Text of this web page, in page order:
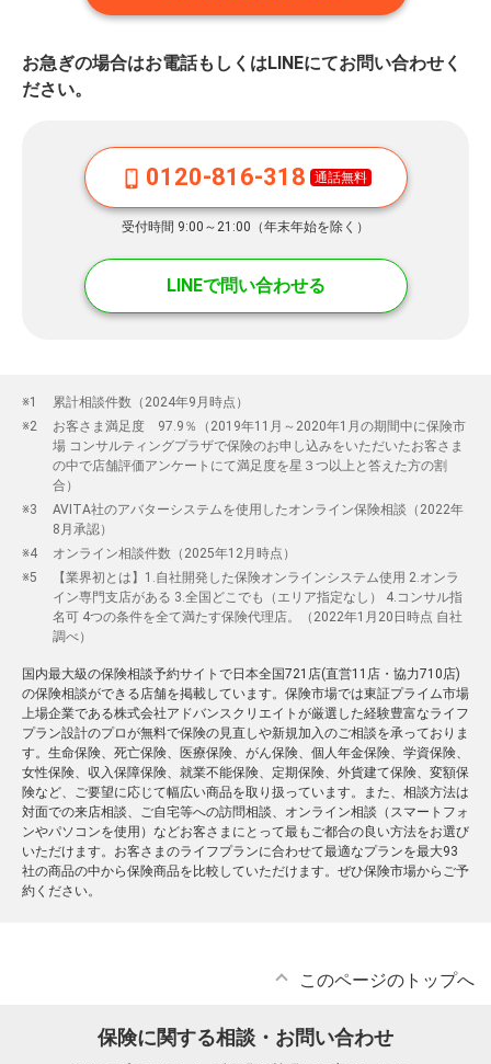
お急ぎの場合はお電話もしくはLINEにてお問い合わせく
ださい。
0120-816-318 通話無料
受付時間 9:00～21:00（年末年始を除く）
LINEで問い合わせる
累計相談件数（2024年9月時点）
お客さま満足度 97.9％（2019年11月～2020年1月の期間中に保険市
場 コンサルティングプラザで保険のお申し込みをいただいたお客さま
の中で店舗評価アンケートにて満足度を星３つ以上と答えた方の割
合）
AVITA社のアバターシステムを使用したオンライン保険相談（2022年
8月承認）
オンライン相談件数（2025年12月時点）
【業界初とは】1.自社開発した保険オンラインシステム使用 2.オンラ
イン専門支店がある 3.全国どこでも（エリア指定なし） 4.コンサル指
名可 4つの条件を全て満たす保険代理店。（2022年1月20日時点 自社
調べ）
国内最大級の保険相談予約サイトで日本全国721店(直営11店・協力710店)
の保険相談ができる店舗を掲載しています。保険市場では東証プライム市場
上場企業である株式会社アドバンスクリエイトが厳選した経験豊富なライフ
プラン設計のプロが無料で保険の見直しや新規加入のご相談を承っておりま
す。生命保険、死亡保険、医療保険、がん保険、個人年金保険、学資保険、
女性保険、収入保障保険、就業不能保険、定期保険、外貨建て保険、変額保
険など、ご要望に応じて幅広い商品を取り扱っています。また、相談方法は
対面での来店相談、ご自宅等への訪問相談、オンライン相談（スマートフォ
ンやパソコンを使用）などお客さまにとって最もご都合の良い方法をお選び
いただけます。お客さまのライフプランに合わせて最適なプランを最大93
社の商品の中から保険商品を比較していただけます。ぜひ保険市場からご予
約ください。
このページのトップへ
保険に関する相談・お問い合わせ